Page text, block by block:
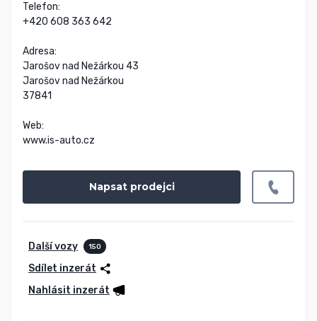
Telefon:
+420 608 363 642
Adresa:
Jarošov nad Nežárkou 43
Jarošov nad Nežárkou
37841
Web:
www.is-auto.cz
Napsat prodejci
Další vozy 150
Sdílet inzerát
Nahlásit inzerát